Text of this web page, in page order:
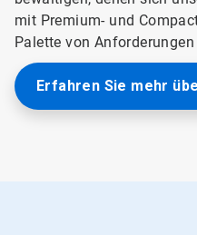
mit Premium- und
Palette von
Erfahren Sie mehr